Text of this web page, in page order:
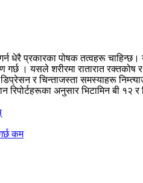
धेरै प्रकारका पोषक तत्वहरू चाहिन्छ।
गर्छ । यसले शरीरमा रातारात
र चिन्ताजस्ता समस्याहरू
रिपोर्टहरूका अनुसार भिटामिन बी
सक्छ । खासगरी घाँटी दुख्ने
शरीरको धेरै महत्त्वपूर्ण कार्यहरू गर्दछ।
कम